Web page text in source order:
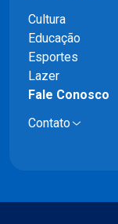
Cultura
Educação
Esportes
Lazer
Fale Conosco
Contato